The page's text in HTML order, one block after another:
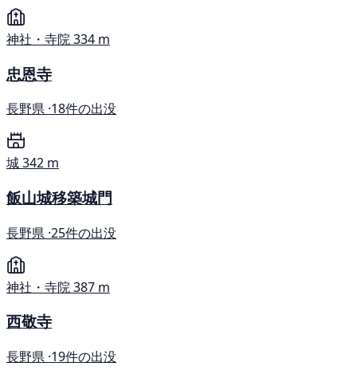
神社・寺院334 m
忠恩寺
長野県 ·18件の出没
城342 m
飯山城移築城門
長野県 ·25件の出没
神社・寺院387 m
西敬寺
長野県 ·19件の出没